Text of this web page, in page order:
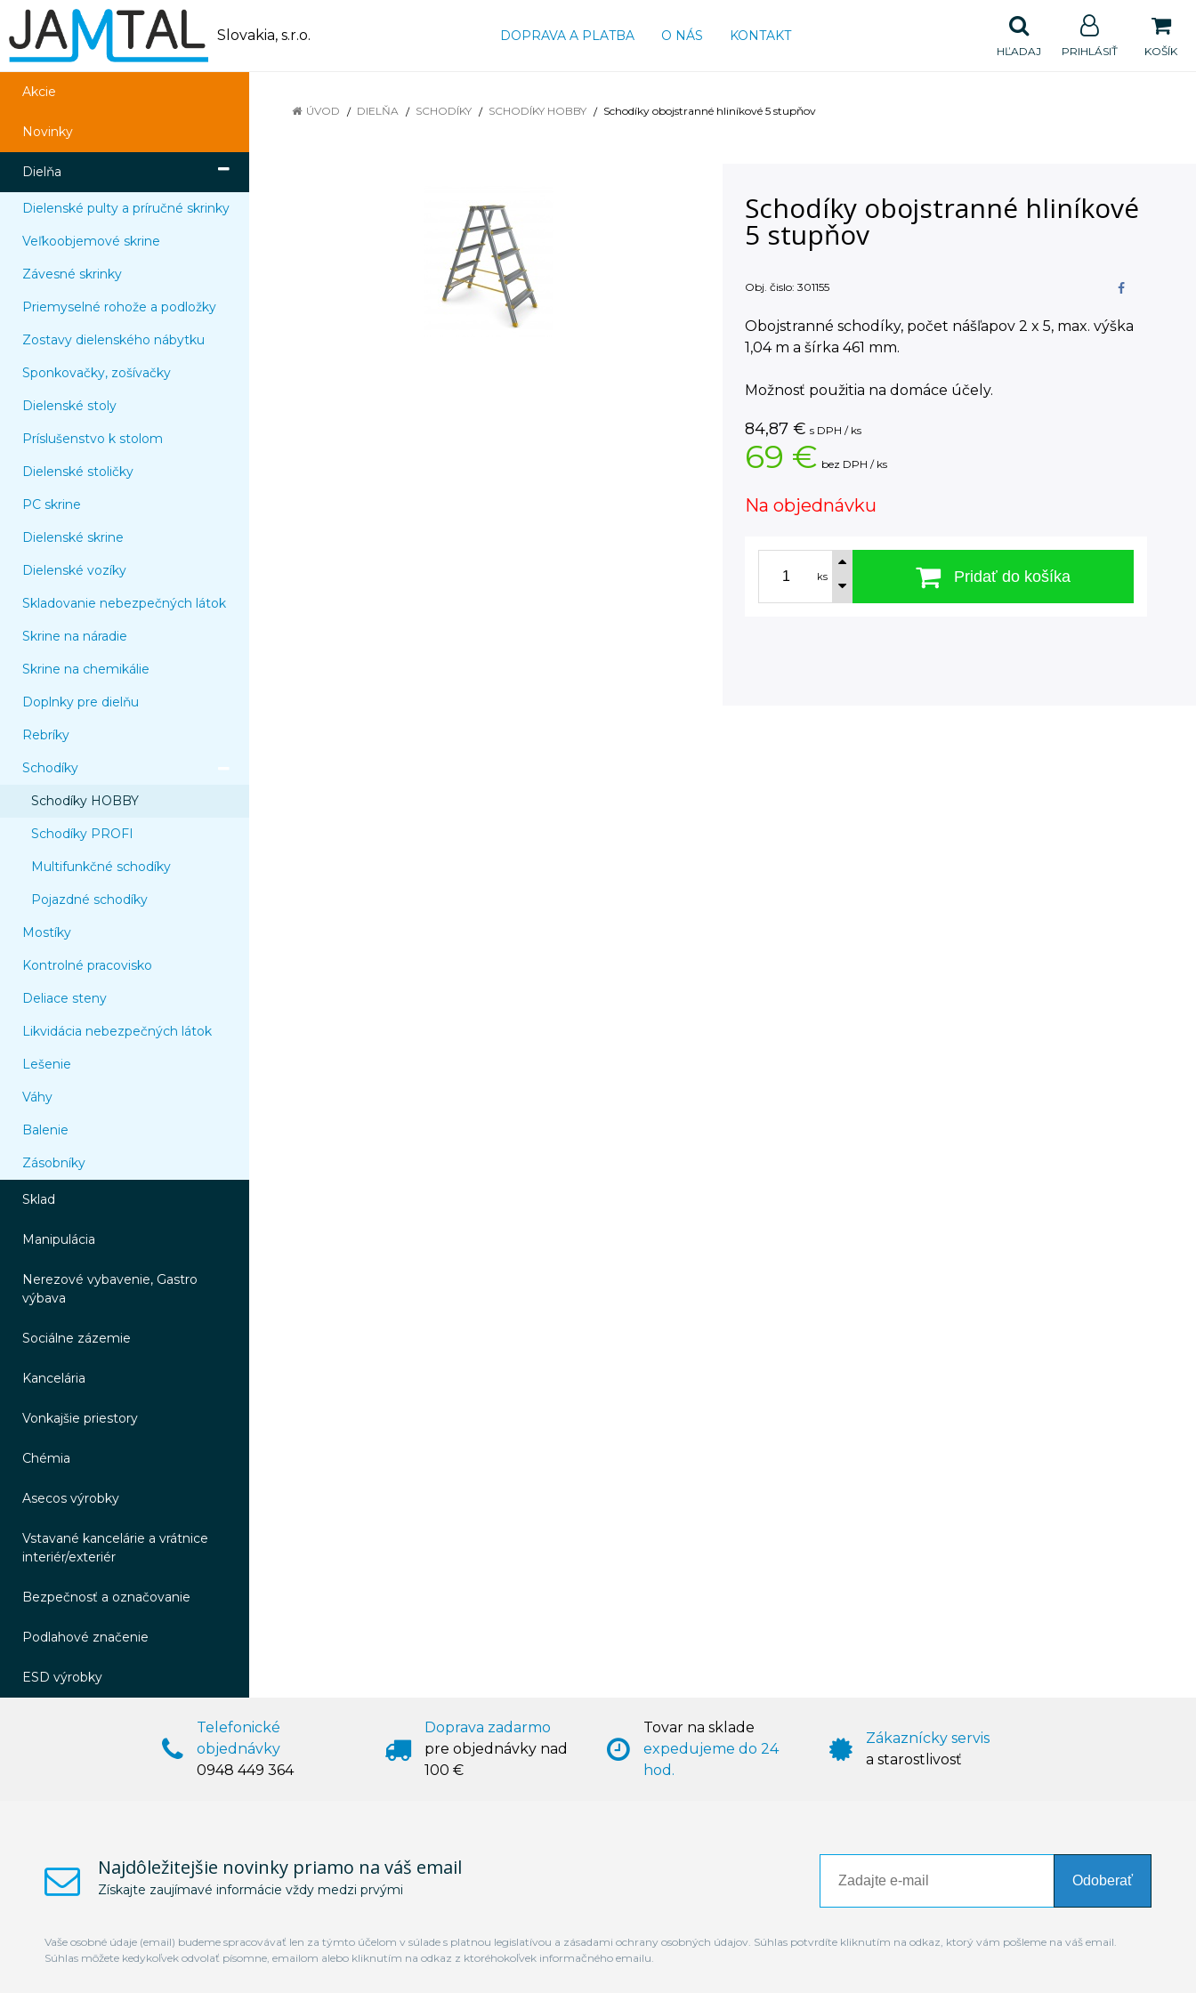
Slovakia, s.r.o. DOPRAVA A PLATBA O NÁS KONTAKT
KOŠÍK
PRIHLÁSIŤ
HĽADAJ
Akcie
Novinky
Dielňa
Dielenské pulty a príručné skrinky
Veľkoobjemové skrine
Závesné skrinky
Priemyselné rohože a podložky
Zostavy dielenského nábytku
Sponkovačky, zošívačky
Dielenské stoly
Príslušenstvo k stolom
Dielenské stoličky
PC skrine
Dielenské skrine
Dielenské vozíky
Skladovanie nebezpečných látok
Skrine na náradie
Skrine na chemikálie
Doplnky pre dielňu
Rebríky
Schodíky
Schodíky HOBBY
Schodíky PROFI
Multifunkčné schodíky
Pojazdné schodíky
Mostíky
Kontrolné pracovisko
Deliace steny
Likvidácia nebezpečných látok
Lešenie
Váhy
Balenie
Zásobníky
Sklad
Manipulácia
Nerezové vybavenie, Gastro
výbava
Sociálne zázemie
Kancelária
Vonkajšie priestory
Chémia
Asecos výrobky
Vstavané kancelárie a vrátnice
interiér/exteriér
Bezpečnosť a označovanie
Podlahové značenie
ESD výrobky
ÚVOD DIELŇA SCHODÍKY SCHODÍKY HOBBY Schodíky obojstranné hliníkové 5 stupňov
Schodíky obojstranné hliníkové
5 stupňov
Obj. čislo: 301155
Obojstranné schodíky, počet nášľapov 2 x 5, max. výška
1,04 m a šírka 461 mm.
Možnosť použitia na domáce účely.
84,87 € s DPH / ks
69 € bez DPH / ks
Na objednávku
ks Pridať do košíka
Telefonické
objednávky
0948 449 364
Doprava zadarmo
pre objednávky nad
100 €
Tovar na sklade
expedujeme do 24
hod.
Zákaznícky servis
a starostlivosť
Najdôležitejšie novinky priamo na váš email
Získajte zaujímavé informácie vždy medzi prvými
Odoberať
Vaše osobné údaje (email) budeme spracovávať len za týmto účelom v súlade s platnou legislatívou a zásadami ochrany osobných údajov. Súhlas potvrdíte kliknutím na odkaz, ktorý vám pošleme na váš email.
Súhlas môžete kedykoľvek odvolať písomne, emailom alebo kliknutím na odkaz z ktoréhokoľvek informačného emailu.